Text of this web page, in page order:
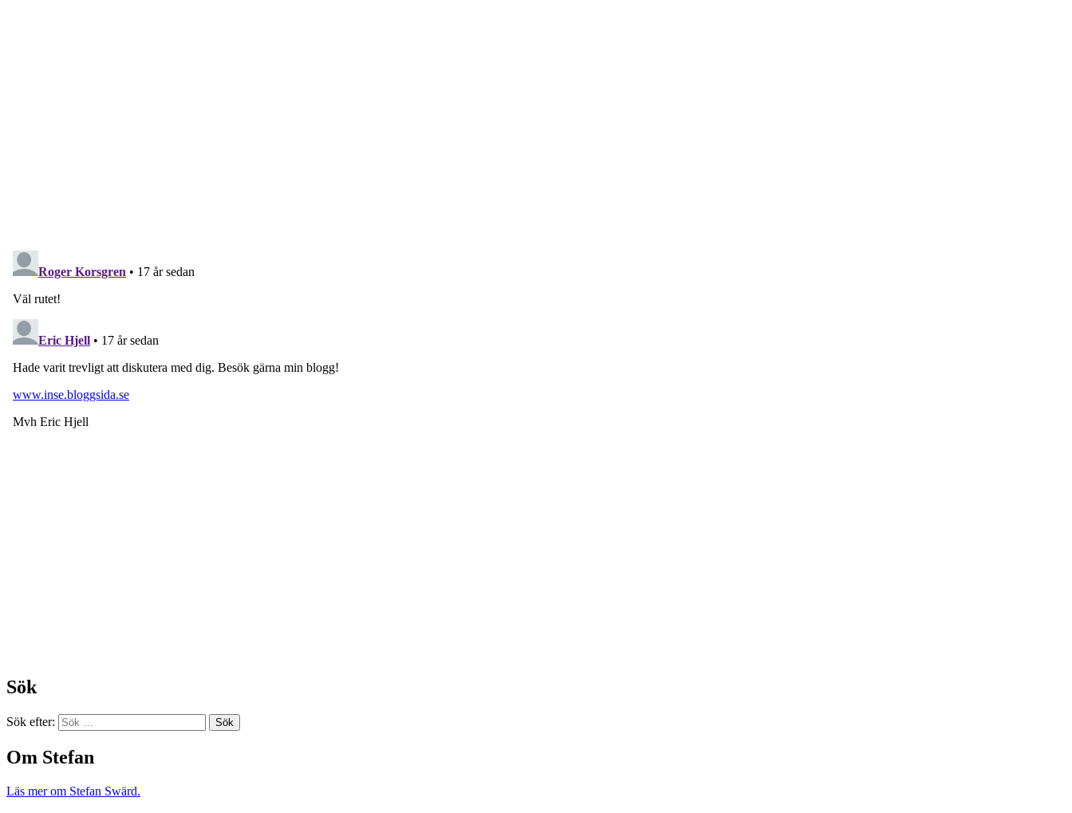
Sök
Sök efter:
Om Stefan
Läs mer om Stefan Swärd.